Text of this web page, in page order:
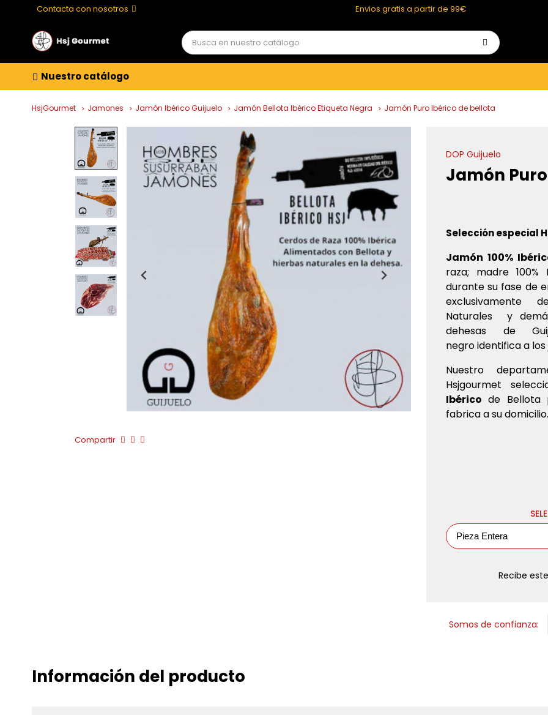
Contacta con nosotros Envios gratis a partir de 99€
Nuestro catálogo
HsjGourmet Jamones Jamón Ibérico Guijuelo Jamón Bellota Ibérico Etiqueta Negra Jamón Puro Ibérico de bellota
Compartir
DOP Guijuelo
Jamón
Selección especial
Jamón 100%
raza; madre
durante su fase de
exclusivamente
Naturales y
dehesas de
negro identifica a
Nuestro
Hsjgourmet
Ibérico de Bellota
fabrica a su domicilio.
Recibe
Somos de confianza:
Información del producto